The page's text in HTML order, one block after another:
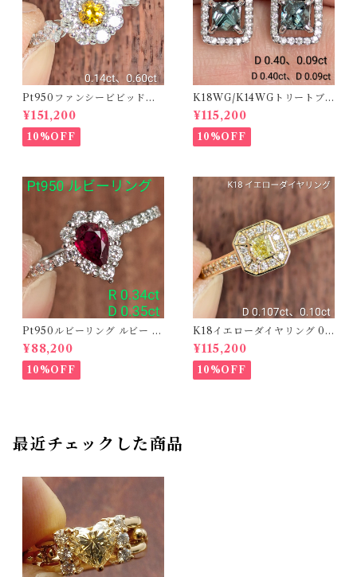
Pt950ファンシービビッドオ
レンジィイエローダイヤリン
グ D 0.144ct D 0.60ct【PR
O208782】
¥151,200
10%OFF
K18WG/K14WGトリートブ
ルーダイヤピアス 【PRO20
8939】
¥115,200
10%OFF
Pt950ルビーリング ルビー 0.
34ct ダイヤモンド 0.35ct【P
RO206885】
¥88,200
10%OFF
K18イエローダイヤリング 0.1
07ct D 0.10ct【PRO20878
1】
¥115,200
10%OFF
最近チェックした商品